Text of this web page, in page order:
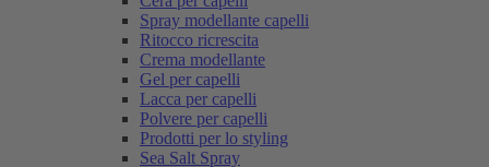
Spray modellante capelli
Ritocco ricrescita
Crema modellante
Gel per capelli
Lacca per capelli
Polvere per capelli
Prodotti per lo styling
Sea Salt Spray